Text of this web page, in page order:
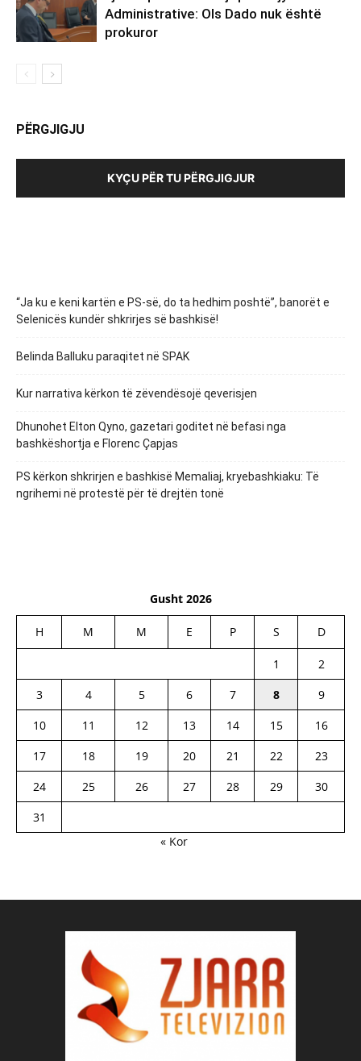
Administrative: Ols Dado nuk është
prokuror
PËRGJIGJU
KYÇU PËR TU PËRGJIGJUR
“Ja ku e keni kartën e PS-së, do ta hedhim poshtë”, banorët e
Selenicës kundër shkrirjes së bashkisë!
Belinda Balluku paraqitet në SPAK
Kur narrativa kërkon të zëvendësojë qeverisjen
Dhunohet Elton Qyno, gazetari goditet në befasi nga
bashkëshortja e Florenc Çapjas
PS kërkon shkrirjen e bashkisë Memaliaj, kryebashkiaku: Të
ngrihemi në protestë për të drejtën tonë
Gusht 2026
H M M E P S D
1
2
3
4 5 6 7 8
9
10
11 12 13 14 15
16
17
18 19 20 21 22
23
24
25 26 27 28 29
30
31
« Kor